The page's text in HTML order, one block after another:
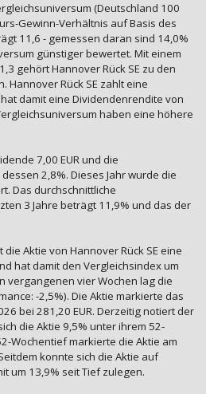
(Deutschland 100
Gewinn-Verhältnis auf Basis des
11,6 - gemessen daran sind 14,0%
günstiger bewertet. Mit einem
gehört Hannover Rück SE zu den
Hannover Rück SE zahlt eine
damit eine Dividendenrendite von
haben eine höhere
7,00 EUR und die
2,8%. Dieses Jahr wurde die
Das durchschnittliche
3 Jahre beträgt 11,9% und das der
Aktie von Hannover Rück SE eine
hat damit den Vergleichsindex um
vergangenen vier Wochen lag die
-2,5%). Die Aktie markierte das
bei 281,20 EUR. Derzeitig notiert der
die Aktie 9,5% unter ihrem 52-
Wochentief markierte die Aktie am
konnte sich die Aktie auf
um 13,9% seit Tief zulegen.